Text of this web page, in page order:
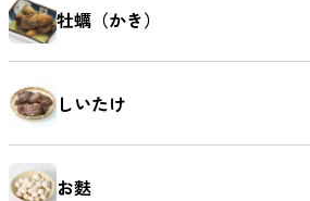
牡蠣（かき）
しいたけ
お麩